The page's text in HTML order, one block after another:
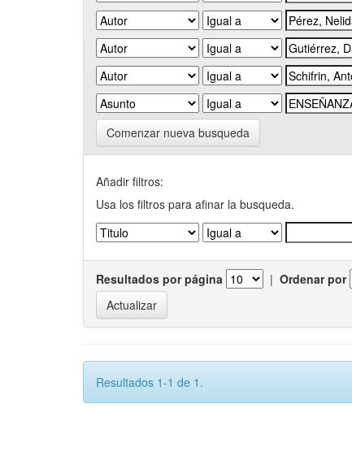
Comenzar nueva busqueda
Añadir filtros:
Usa los filtros para afinar la busqueda.
Resultados por página | Ordenar por
Resultados 1-1 de 1.